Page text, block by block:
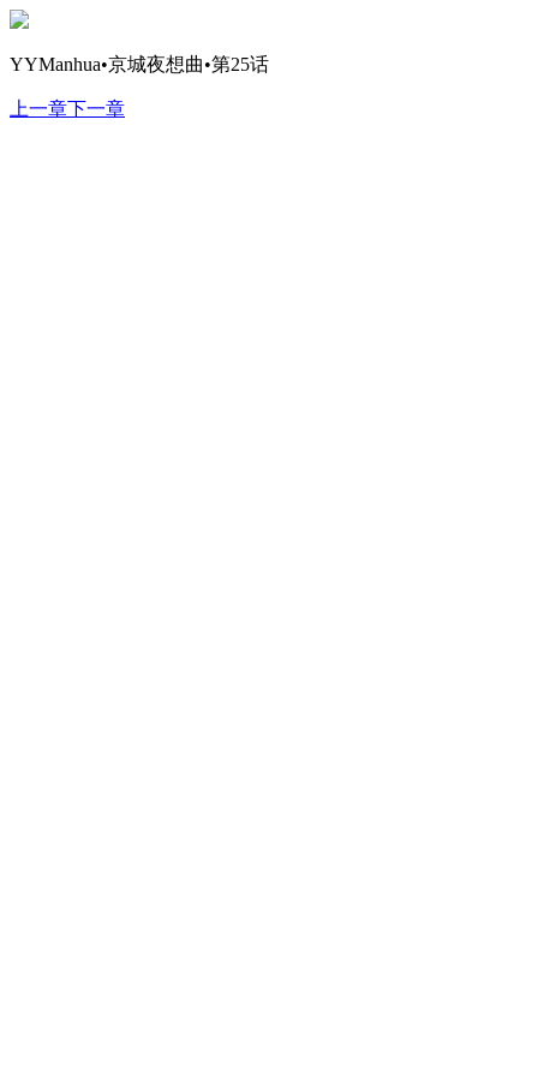
YYManhua•京城夜想曲•第25话
上一章下一章